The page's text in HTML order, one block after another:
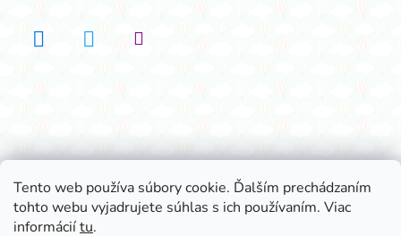
Tento web používa súbory cookie. Ďalším prechádzaním
tohto webu vyjadrujete súhlas s ich používaním. Viac
informáciítu.